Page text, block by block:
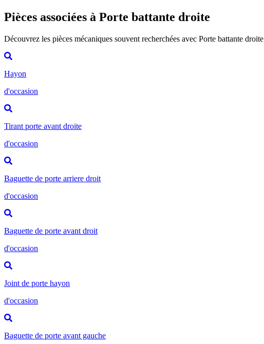
Pièces associées à Porte battante droite
Découvrez les pièces mécaniques souvent recherchées avec Porte battante droite
Hayon
d'occasion
Tirant porte avant droite
d'occasion
Baguette de porte arriere droit
d'occasion
Baguette de porte avant droit
d'occasion
Joint de porte hayon
d'occasion
Baguette de porte avant gauche